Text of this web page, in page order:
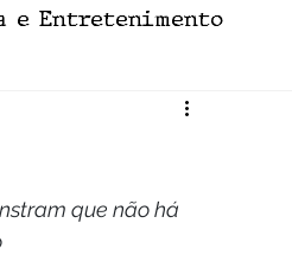
e Entretenimento
Saúde Mental
Reportagem
que não há